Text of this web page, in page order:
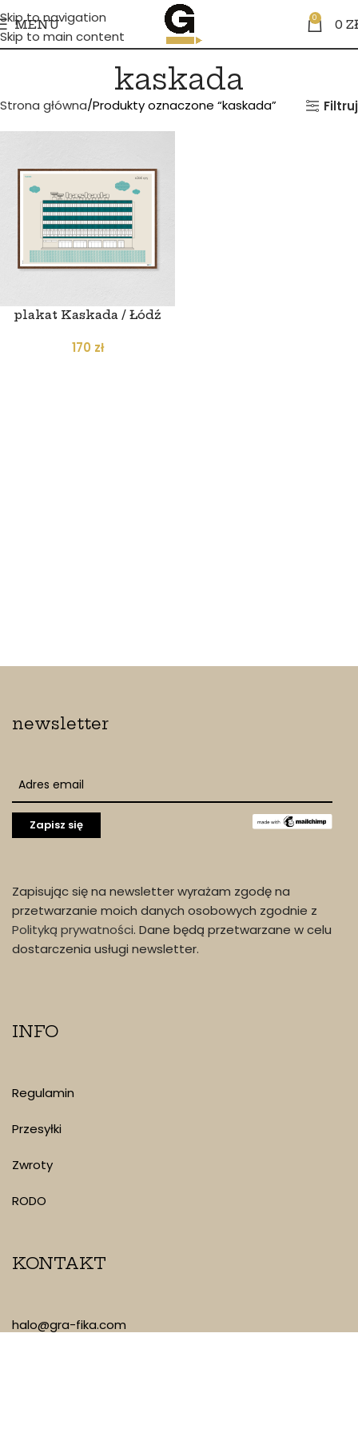
Skip to navigation
Skip to main content
MENU 0 0
kaskada
Strona główna Produkty oznaczone “kaskada” Filtruj
plakat Kaskada / Łódź
170 zł
newsletter
Zapisując się na newsletter wyrażam zgodę na
przetwarzanie moich danych osobowych zgodnie z
Polityką prywatności. Dane będą przetwarzane w celu
dostarczenia usługi newsletter.
INFO
Regulamin
Przesyłki
Zwroty
RODO
KONTAKT
halo@gra-fika.com